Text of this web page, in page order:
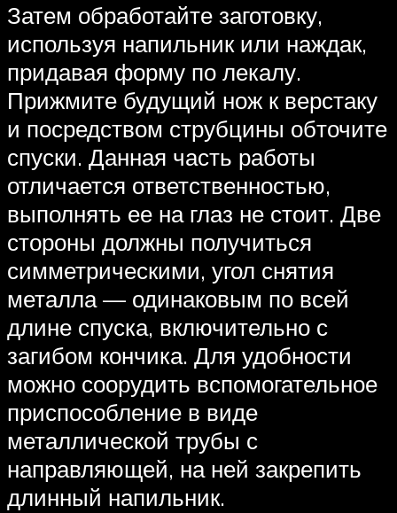
Затем обработайте заготовку,
используя напильник или наждак,
придавая форму по лекалу.
Прижмите будущий нож к верстаку
и посредством струбцины обточите
спуски. Данная часть работы
отличается ответственностью,
выполнять ее на глаз не стоит. Две
стороны должны получиться
симметрическими, угол снятия
металла — одинаковым по всей
длине спуска, включительно с
загибом кончика. Для удобности
можно соорудить вспомогательное
приспособление в виде
металлической трубы с
направляющей, на ней закрепить
длинный напильник.